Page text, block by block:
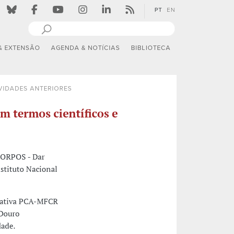
PT EN
EXTENSÃO AGENDA & NOTÍCIAS BIBLIOTECA
ANTERIORES
termos científicos e
- Dar
Nacional
PCA-MFCR